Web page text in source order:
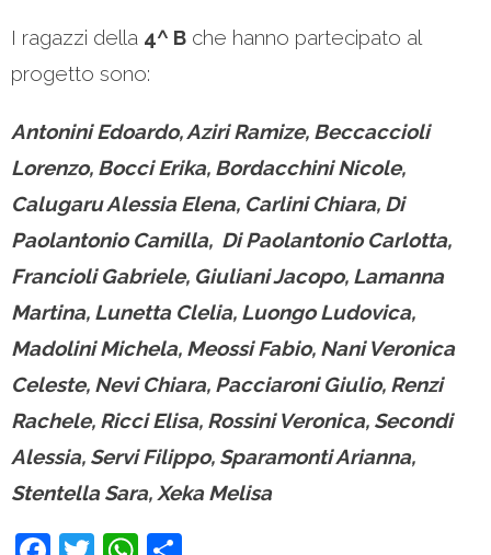
I ragazzi della 4^ B che hanno partecipato al
progetto sono:
Antonini Edoardo, Aziri Ramize, Beccaccioli
Lorenzo, Bocci Erika, Bordacchini Nicole,
Calugaru Alessia Elena, Carlini Chiara, Di
Paolantonio Camilla, Di Paolantonio Carlotta,
Francioli Gabriele, Giuliani Jacopo, Lamanna
Martina, Lunetta Clelia, Luongo Ludovica,
Madolini Michela, Meossi Fabio, Nani Veronica
Celeste, Nevi Chiara, Pacciaroni Giulio, Renzi
Rachele, Ricci Elisa, Rossini Veronica, Secondi
Alessia, Servi Filippo, Sparamonti Arianna,
Stentella Sara, Xeka Melisa